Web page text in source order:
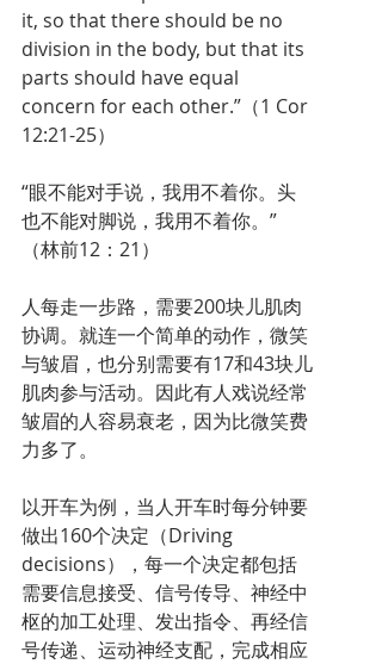
it, so that there should be no
division in the body, but that its
parts should have equal
concern for each other.”（1 Cor
12:21-25）
“眼不能对手说，我用不着你。头
也不能对脚说，我用不着你。”
（林前12：21）
人每走一步路，需要200块儿肌肉
协调。就连一个简单的动作，微笑
与皱眉，也分别需要有17和43块儿
肌肉参与活动。因此有人戏说经常
皱眉的人容易衰老，因为比微笑费
力多了。
以开车为例，当人开车时每分钟要
做出160个决定（Driving
decisions），每一个决定都包括
需要信息接受、信号传导、神经中
枢的加工处理、发出指令、再经信
号传递、运动神经支配，完成相应